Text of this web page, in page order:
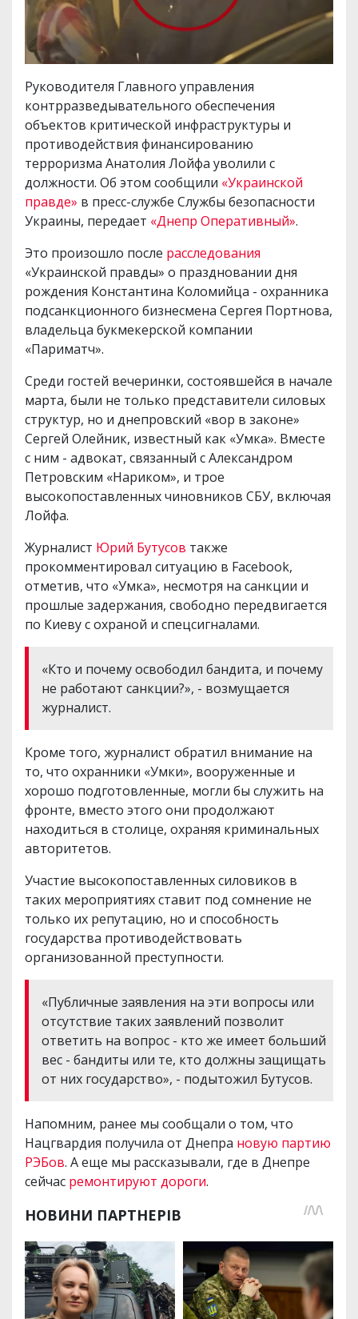
Руководителя Главного управления
контрразведывательного обеспечения
объектов критической инфраструктуры и
противодействия финансированию
терроризма Анатолия Лойфа уволили с
должности. Об этом сообщили «Украинской
правде» в пресс-службе Службы безопасности
Украины, передает «Днепр Оперативный».
Это произошло после расследования
«Украинской правды» о праздновании дня
рождения Константина Коломийца - охранника
подсанкционного бизнесмена Сергея Портнова,
владельца букмекерской компании
«Париматч».
Среди гостей вечеринки, состоявшейся в начале
марта, были не только представители силовых
структур, но и днепровский «вор в законе»
Сергей Олейник, известный как «Умка». Вместе
с ним - адвокат, связанный с Александром
Петровским «Нариком», и трое
высокопоставленных чиновников СБУ, включая
Лойфа.
Журналист Юрий Бутусов также
прокомментировал ситуацию в Facebook,
отметив, что «Умка», несмотря на санкции и
прошлые задержания, свободно передвигается
по Киеву с охраной и спецсигналами.
«Кто и почему освободил бандита, и почему
не работают санкции?», - возмущается
журналист.
Кроме того, журналист обратил внимание на
то, что охранники «Умки», вооруженные и
хорошо подготовленные, могли бы служить на
фронте, вместо этого они продолжают
находиться в столице, охраняя криминальных
авторитетов.
Участие высокопоставленных силовиков в
таких мероприятиях ставит под сомнение не
только их репутацию, но и способность
государства противодействовать
организованной преступности.
«Публичные заявления на эти вопросы или
отсутствие таких заявлений позволит
ответить на вопрос - кто же имеет больший
вес - бандиты или те, кто должны защищать
от них государство», - подытожил Бутусов.
Напомним, ранее мы сообщали о том, что
Нацгвардия получила от Днепра новую партию
РЭБов. А еще мы рассказывали, где в Днепре
сейчас ремонтируют дороги.